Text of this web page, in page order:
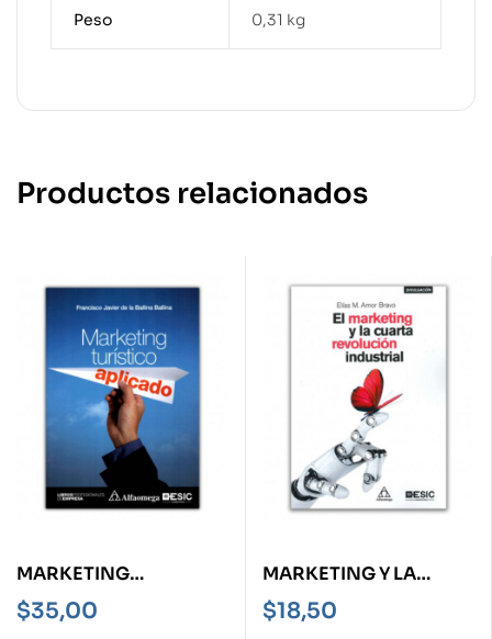
Peso 0,31 kg
Productos relacionados
MARKETING
TURÍSTICO APLICADO
$35,00
MARKETING Y LA
CUARTA REVOLUCIÓN
INDUSTRIAL, EL
$18,50